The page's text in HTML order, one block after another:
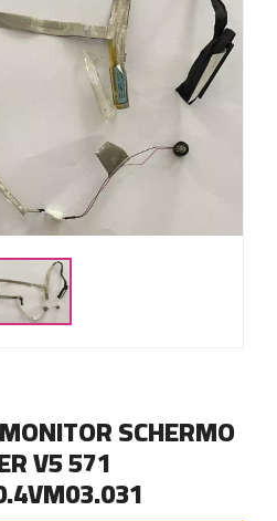
SCHERMO
V5 571